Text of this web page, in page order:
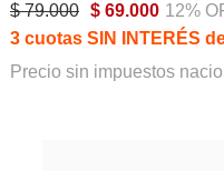
$ 79.000 $ 69.000 12%
3 cuotas SIN INTERÉS
Precio sin impuestos